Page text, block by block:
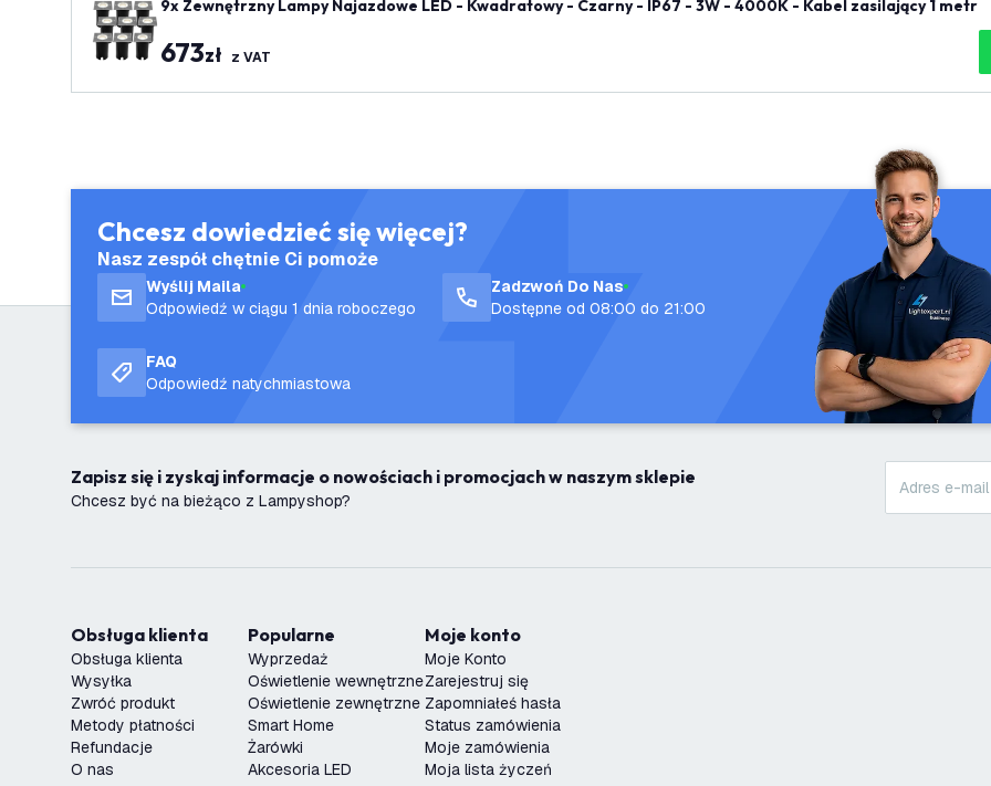
9x Zewnętrzny Lampy Najazdowe LED - Kwadratowy - Czarny - IP67 - 3W - 4000K - Kabel zasilający 1 metr
673zł z VAT
Chcesz dowiedzieć się więcej?
Nasz zespół chętnie Ci pomoże
Wyślij Maila
Odpowiedź w ciągu 1 dnia roboczego
Zadzwoń Do Nas
Dostępne od 08:00 do 21:00
FAQ
Odpowiedź natychmiastowa
Zapisz się i zyskaj informacje o nowościach i promocjach w naszym sklepie
Chcesz być na bieżąco z Lampyshop?
Obsługa klienta
Obsługa klienta
Wysyłka
Zwróć produkt
Metody płatności
Refundacje
O nas
Popularne
Wyprzedaż
Oświetlenie wewnętrzne
Oświetlenie zewnętrzne
Smart Home
Żarówki
Akcesoria LED
Moje konto
Moje Konto
Zarejestruj się
Zapomniałeś hasła
Status zamówienia
Moje zamówienia
Moja lista życzeń